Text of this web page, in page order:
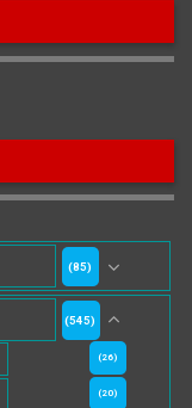
(85)
(545)
(26)
(20)